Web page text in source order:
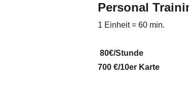
Personal
1 Einheit = 60 min.
80€/Stunde
700 €/10er Karte